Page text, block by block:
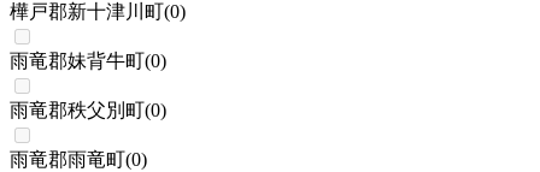
樺戸郡新十津川町(0)
雨竜郡妹背牛町(0)
雨竜郡秩父別町(0)
雨竜郡雨竜町(0)